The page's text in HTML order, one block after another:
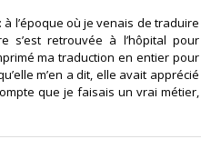
l’époque où je venais de traduire
s’est retrouvée à l’hôpital pour
ma traduction en entier pour
m’en a dit, elle avait apprécié
que je faisais un vrai métier,